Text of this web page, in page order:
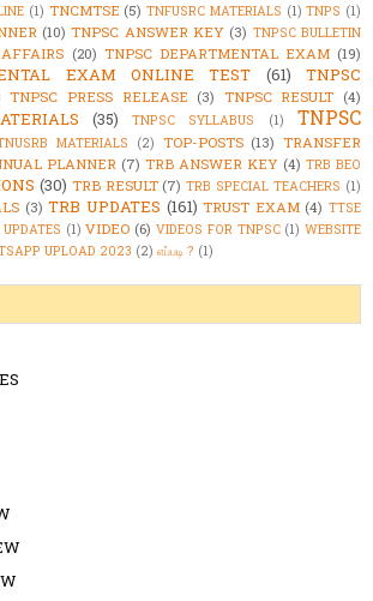
(1) TNCMTSE (5) TNFUSRC MATERIALS (1) TNPS (1)
(10) TNPSC ANSWER KEY (3) TNPSC BULLETIN
(20) TNPSC DEPARTMENTAL EXAM (19)
EXAM ONLINE TEST (61)
TNPSC
TNPSC PRESS RELEASE (3) TNPSC RESULT (4)
(35) TNPSC SYLLABUS (1)
TNPSC
MATERIALS (2) TOP-POSTS (13) TRANSFER
PLANNER (7) TRB ANSWER KEY (4) TRB BEO
(30) TRB RESULT (7) TRB SPECIAL TEACHERS (1)
(3) TRB UPDATES (161) TRUST EXAM (4) TTSE
(1) VIDEO (6) VIDEOS FOR TNPSC (1) WEBSITE
UPLOAD 2023 (2) எப்படி ? (1)